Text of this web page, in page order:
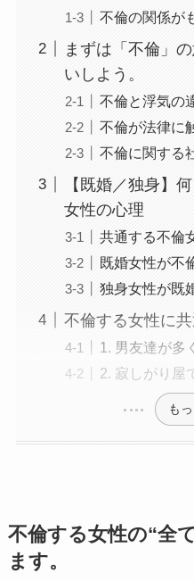
不倫の関係が
まずは「不倫」
いしよう。
不倫と浮気の
不倫が法律に
不倫に関する
【既婚／独身】
女性の心理
共通する不倫
既婚女性が不
独身女性が既
不倫する女性に
1. 男友達が多
2. 寂しがり屋
も
不倫する女性の“全
ます。